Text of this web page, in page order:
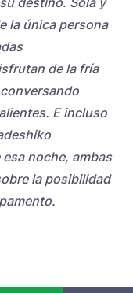
la única persona
de la fría
E incluso
noche, ambas
la posibilidad